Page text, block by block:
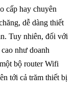
cấp hay chuyên
dễ dàng thiết
Tuy nhiên, đối với
như doanh
bộ router Wifi
tới cả trăm thiết bị